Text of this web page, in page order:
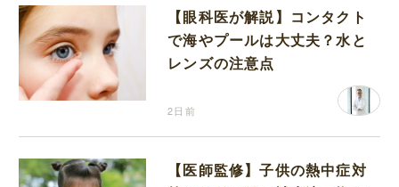
【眼科医が解説】コンタクト
で海やプールは大丈夫？水と
レンズの注意点
2日前
【医師監修】子供の熱中症対